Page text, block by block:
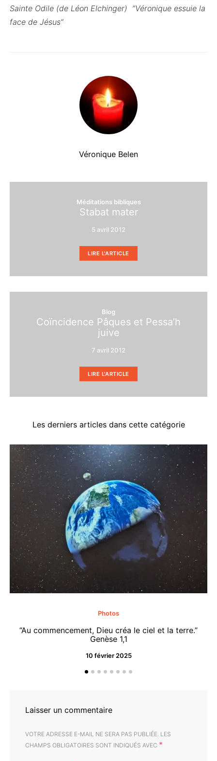
Sainte Odile (de Léon Elchinger) “Véronique essuie la
face de Jésus”
Véronique Belen
Méditations bibliques
Stabat mater
5 avril 2012
LIRE L'ARTICLE
Blog
Coïncidence Pâques et Pessa’h
juive
7 avril 2012
LIRE L'ARTICLE
Les derniers articles dans cette catégorie
Photos
“Au commencement, Dieu créa le ciel et la terre.”
Genèse 1,1
10 février 2025
Laisser un commentaire
VOTRE ADRESSE E-MAIL NE SERA PAS PUBLIÉE. LES
CHAMPS OBLIGATOIRES SONT INDIQUÉS AVEC *